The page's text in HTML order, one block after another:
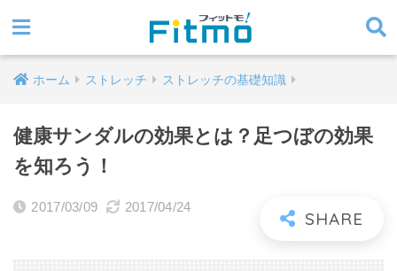
ホーム ストレッチ ストレッチの基礎知識
健康サンダルの効果とは？足つぼの効果
を知ろう！
2017/03/09 2017/04/24